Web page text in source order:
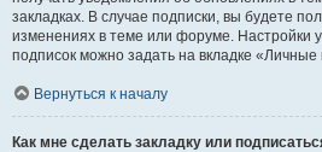
закладках. В случае подписки, вы будете
изменениях в теме или форуме. Настройки
подписок можно задать на вкладке «Личные
Вернуться к началу
Как мне сделать закладку или